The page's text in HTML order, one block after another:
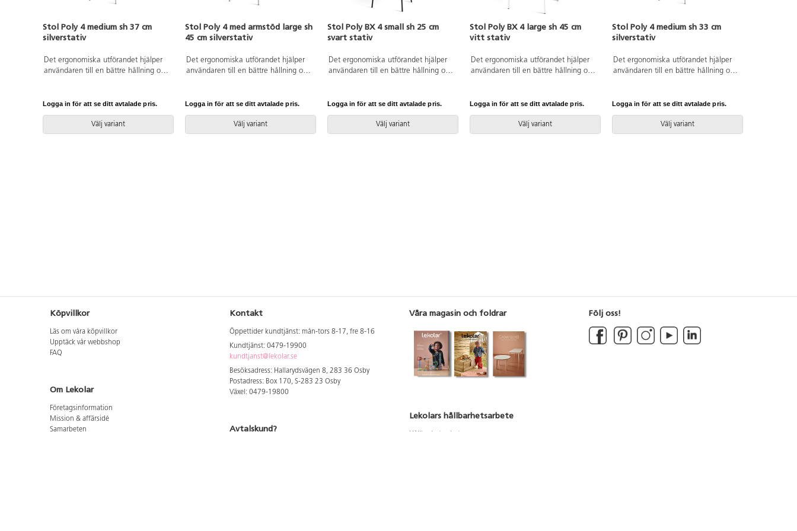
Stol Poly 4 medium sh 37 cm
silverstativ
Det ergonomiska utförandet hjälper
användaren till en bättre hållning och
man vänder den. Lätt att rengöra.
RAL 9006. Mått: Sitthöjd 37 cm.
Sitsbredd 38 cm. Sitsdjup 34 cm.
Logga in för att se ditt avtalade pris.
Välj variant
Stol Poly 4 med armstöd large sh
45 cm silverstativ
Det ergonomiska utförandet hjälper
användaren till en bättre hållning och
man vänder den. Lätt att rengöra.
RAL 9006. Mått: Sitthöjd 45 cm.
Sitsbredd 44 cm. Sitsdjup 40 cm.
Logga in för att se ditt avtalade pris.
Välj variant
Stol Poly BX 4 small sh 25 cm
svart stativ
Det ergonomiska utförandet hjälper
användaren till en bättre hållning och
man vänder den. Lätt att rengöra.
RAL 9005. Mått: Sitthöjd 25 cm.
Sitsbredd 33 cm. Sitsdjup 27 cm.
Logga in för att se ditt avtalade pris.
Välj variant
Stol Poly BX 4 large sh 45 cm
vitt stativ
Det ergonomiska utförandet hjälper
användaren till en bättre hållning och
man vänder den. Lätt att rengöra.
RAL 9003. Mått: Sitthöjd 45 cm.
Sitsbredd 44 cm. Sitsdjup 40 cm.
Logga in för att se ditt avtalade pris.
Välj variant
Stol Poly 4 medium sh 33 cm
silverstativ
Det ergonomiska utförandet hjälper
användaren till en bättre hållning och
man vänder den. Lätt att rengöra.
RAL 9006. Mått: Sitthöjd 33 cm.
Sitsbredd 38 cm. Sitsdjup 34 cm.
Logga in för att se ditt avtalade pris.
Välj variant
Köpvillkor
Läs om våra köpvillkor
Upptäck vår webbshop
FAQ
Om Lekolar
Företagsinformation
Mission & affärsidé
Samarbeten
Kontakt
Öppettider kundtjänst: mån-tors 8-17, fre 8-16
Kundtjänst: 0479-19900
kundtjanst@lekolar.se
Besöksadress: Hallarydsvägen 8, 283 36 Osby
Postadress: Box 170, S-283 23 Osby
Växel: 0479-19800
Avtalskund?
Våra magasin och foldrar
Lekolars hållbarhetsarbete
Följ oss!